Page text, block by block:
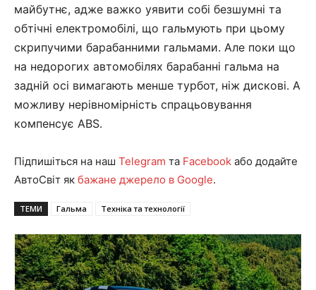
майбутнє, адже важко уявити собі безшумні та
обтічні електромобілі, що гальмують при цьому
скрипучими барабанними гальмами. Але поки що
на недорогих автомобілях барабанні гальма на
задній осі вимагають менше турбот, ніж дискові. А
можливу нерівномірність спрацьовування
компенсує ABS.
Підпишіться на наш Telegram та Facebook або додайте
АвтоСвіт як бажане джерело в Google.
ТЕМИ Гальма Техніка та технології